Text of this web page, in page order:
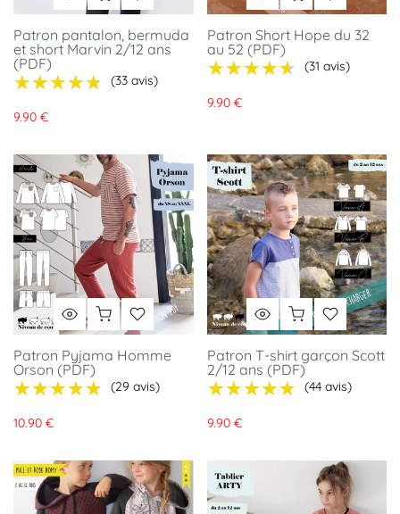
Patron pantalon, bermuda
et short Marvin 2/12 ans
(PDF)
★★★★★
★★★★★ (33 avis)
9.90 €
Patron Short Hope du 32
au 52 (PDF)
★★★★★
★★★★★ (31 avis)
9.90 €
Patron Pyjama Homme
Orson (PDF)
★★★★★
★★★★★ (29 avis)
10.90 €
Patron T-shirt garçon Scott
2/12 ans (PDF)
★★★★★
★★★★★ (44 avis)
9.90 €